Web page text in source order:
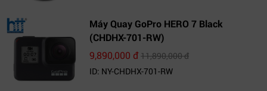
Máy Quay GoPro HERO 7 Black
(CHDHX-701-RW)
9,890,000 đ11,890,000 đ
ID: NY-CHDHX-701-RW